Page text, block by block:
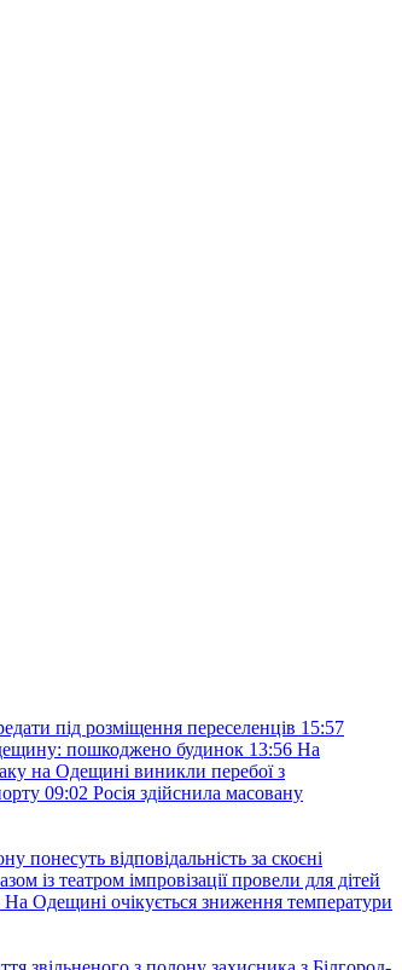
під розміщення переселенців 15:57
пошкоджено будинок 13:56 На
на Одещині виникли перебої з
09:02 Росія здійснила масовану
понесуть відповідальність за скоєні
із театром імпровізації провели для дітей
На Одещині очікується зниження температури